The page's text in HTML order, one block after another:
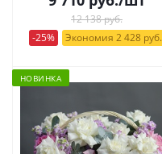
12 138 руб.
-25%
Экономия 2 428 руб.
НОВИНКА